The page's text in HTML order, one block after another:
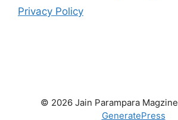
Privacy Policy
© 2026 Jain Parampara Magzine
GeneratePress